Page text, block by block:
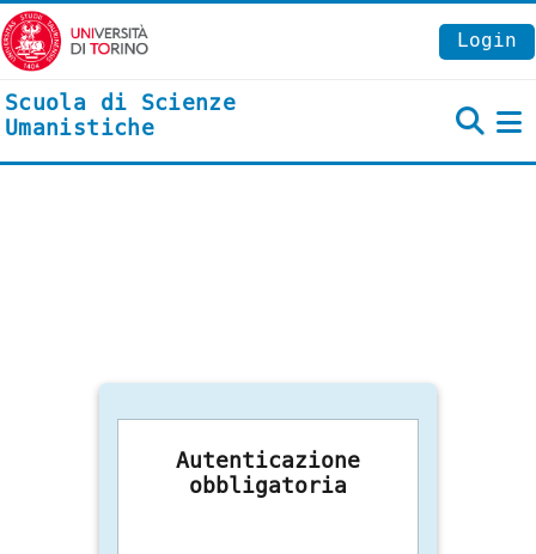
Vai al contenuto principale
Login
Scuola di Scienze
Umanistiche
Autenticazione
obbligatoria